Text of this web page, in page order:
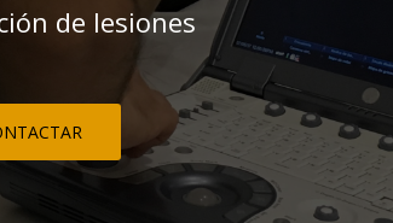
de lesiones